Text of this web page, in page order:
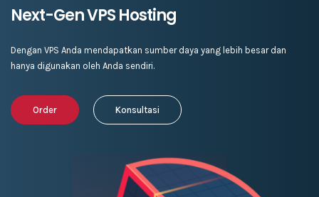
Next-Gen VPS Hosting
Dengan VPS Anda mendapatkan sumber daya yang lebih besar dan
hanya digunakan oleh Anda sendiri.
Order Konsultasi